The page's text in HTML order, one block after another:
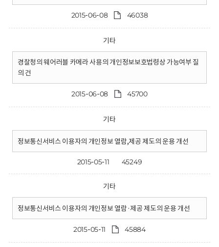
2015-06-08 46038
기타
경찰청의 웨어러블 카메라 사용의 개인정보보호법령상 가능여부 질
의 건
2015-06-08 45700
기타
정보통신서비스 이용자의 개인정보 열람,제공 제도의 운용 개선
2015-05-11 45249
기타
정보통신서비스 이용자의 개인정보 열람·제공 제도의 운용 개선
2015-05-11 45884